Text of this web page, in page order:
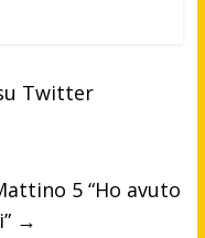
Twitter
5 “Ho avuto
→